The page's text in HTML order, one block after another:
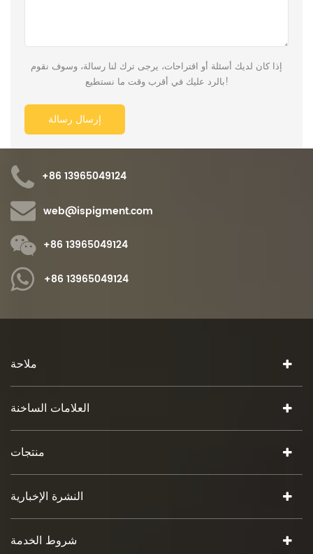
إذا كان لديك أسئلة أو اقتراحات، يرجى ترك لنا رسالة، وسوف نقوم
بالرد عليك في أقرب وقت ما نستطيع!
+86 13965049124
web@ispigment.com
+86 13965049124
+86 13965049124
ملاحة
العلامات الساخنة
منتجات
النشرة الإخبارية
شروط الخدمة